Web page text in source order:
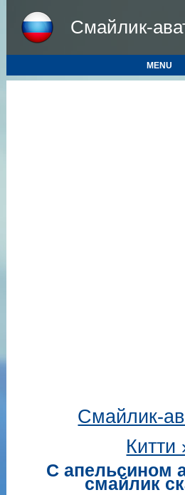
Смайлик-
MENU
Смайлик-
Китти
С апельсином
смайлик